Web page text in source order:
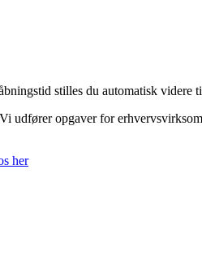
stilles du automatisk videre
opgaver for
her